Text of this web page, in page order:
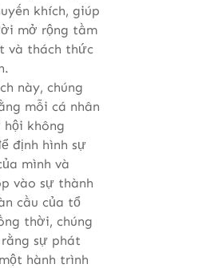
khích, giúp
mở rộng tầm
và thách thức
này, chúng
mỗi cá nhân
hội không
định hình sự
mình và
vào sự thành
cầu của tổ
thời, chúng
sự phát
hành trình